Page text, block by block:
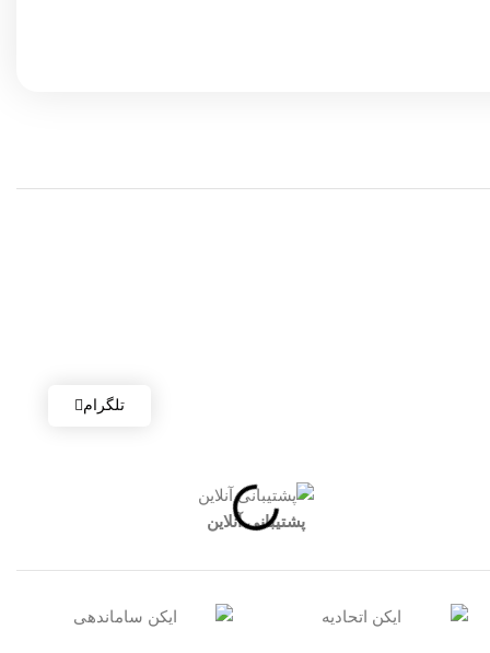
تلگرام
پشتیبانی آنلاین